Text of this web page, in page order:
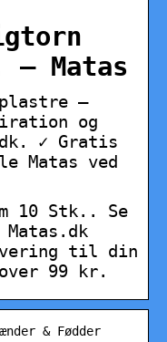
– Matas
–
og
✓ Gratis
Matas ved
10 Stk.. Se
til din
99 kr.
& Fødder